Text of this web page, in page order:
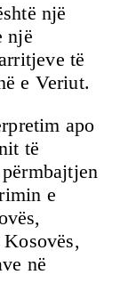
një
një
të
e Veriut.
apo
të
e
në